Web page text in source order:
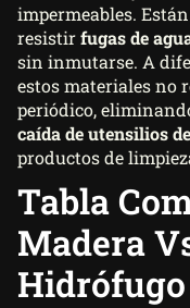
impermeables.
resistirfugas de
sin inmutarse. A
estos materiales no
periódico,
caída de utensilios
productos de
Tabla
Madera